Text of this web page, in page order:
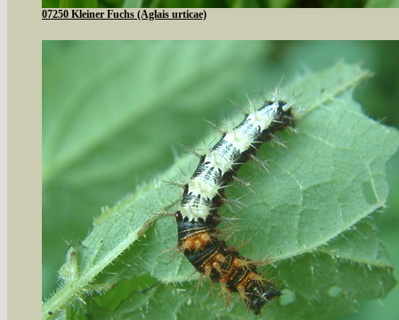
07250 Kleiner Fuchs (Aglais urticae)